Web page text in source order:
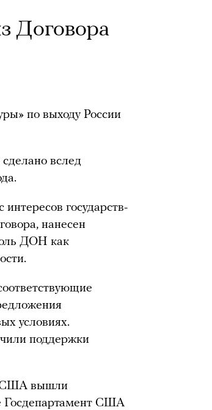
Договора
по выходу России
вслед
государств-
нанесен
ДОН как
условиях.
поддержки
США вышли
Госдепартамент США